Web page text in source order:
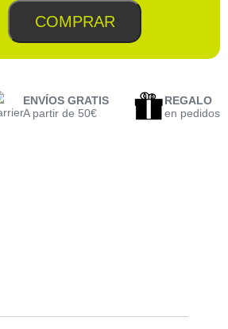
COMPRAR
ENVÍOS GRATIS
A partir de 50€
REGALO
en pedidos